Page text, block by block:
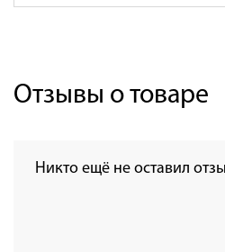
Отзывы о товаре
Никто ещё не оставил